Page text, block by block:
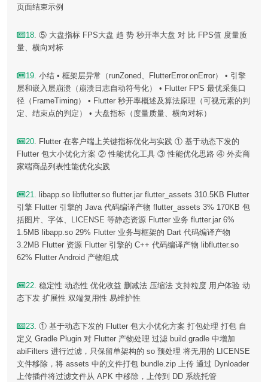
⻚面结束示例
18. ⑤ 大盘指标 FPS大盘 趋 势 秒开率大盘 对 比 FPS值 度量质
量、横向对标
19. 小结 • 框架层异常（runZoned、FlutterError.onError） • 引擎
层和嵌入层崩溃（崩溃日志自动符号化） • Flutter FPS 最优采集口
径（FrameTiming） • Flutter 秒开率概述及算法原理（可视元素的判
定、结束点的判定） • 大盘指标（度量质量、横向对标）
20. Flutter 在客户端上关键指标优化与实践 ① 基于动态下发的
Flutter 包大小优化方案 ② 性能优化工具 ③ 性能优化思路 ④ 外卖商
家端商品列表性能优化实践
21. libapp.so libflutter.so flutter.jar flutter_assets 310.5KB Flutter
引擎 Flutter 引擎的 Java 代码编译产物 flutter_assets 3% 170KB 包
括图片、字体、LICENSE 等静态资源 Flutter 业务 flutter.jar 6%
1.5MB libapp.so 29% Flutter 业务与框架的 Dart 代码编译产物
3.2MB Flutter 资源 Flutter 引擎的 C++ 代码编译产物 libflutter.so
62% Flutter Android 产物组成
22. 稳定性 动态性 优化收益 删减法 压缩法 支持粒度 用户体验 动
态下发 扩展性 双端复用性 易维护性
23. ① 基于动态下发的 Flutter 包大小优化方案 打包处理 打包 自
定义 Gradle Plugin 对 Flutter 产物处理 过滤 build.gradle 中增加
abiFilters 进行过滤，只保留单架构的 so 预处理 将无用的 LICENSE
文件移除，将 assets 中的文件打包 bundle.zip 上传 通过 Dynloader
上传插件将过滤文件从 APK 中移除，上传到 DD 系统托管